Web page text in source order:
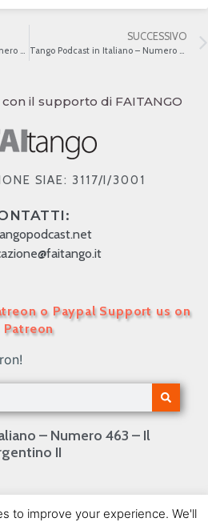
SUCCESSIVO
il supporto di FAITANGO
SIAE: 3117/I/3001
o Paypal Support us on
Patreon
– Numero 463 – Il
II
ITALIANO – Numero 27 – I
to improve your experience. We'll